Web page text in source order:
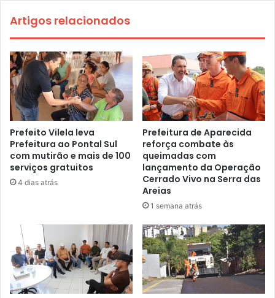
Artigos relacionados
Prefeito Vilela leva
Prefeitura ao Pontal Sul
com mutirão e mais de 100
serviços gratuitos
4 dias atrás
Prefeitura de Aparecida
reforça combate às
queimadas com
lançamento da Operação
Cerrado Vivo na Serra das
Areias
1 semana atrás